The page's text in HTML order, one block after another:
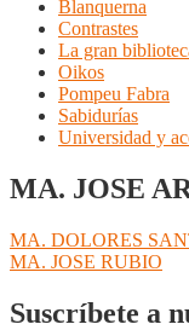
Blanquerna
Contrastes
La gran
Oikos
Pompeu Fabra
Sabidurías
Universidad y
MA. JOSE
Navegación
de
entradas
Anterior:
MA. DOLORES
Siguiente:
MA. JOSE RUBIO
Suscríbete a